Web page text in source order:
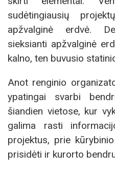
sudėtingiausių
apžvalginė erdvė.
sieksianti apžvalginė
kalno, ten buvusio
Anot renginio
ypatingai svarbi
šiandien vietose, kur
galima rasti
projektus, prie
prisidėti ir kurorto